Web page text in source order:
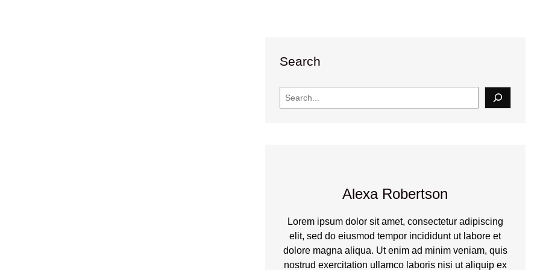
Search
e
Alexa Robertson
Lorem ipsum dolor sit amet, consectetur adipiscing
elit, sed do eiusmod tempor incididunt ut labore et
dolore magna aliqua. Ut enim ad minim veniam, quis
nostrud exercitation ullamco laboris nisi ut aliquip ex